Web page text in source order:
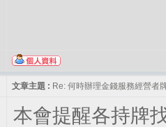
文章主題 : Re: 何時辦理金錢服務經營者
本會提醒各持牌